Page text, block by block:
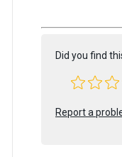
Did you find
Report a